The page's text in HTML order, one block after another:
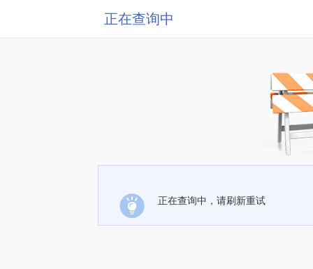
正在查询中
正在查询中，请刷新重试